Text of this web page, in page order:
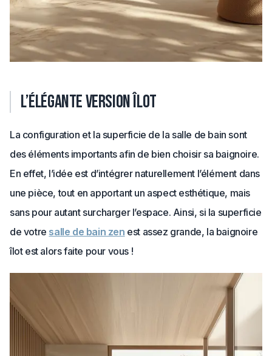
L’élégante version îlot
La configuration et la superficie de la salle de bain sont
des éléments importants afin de bien choisir sa baignoire.
En effet, l’idée est d’intégrer naturellement l’élément dans
une pièce, tout en apportant un aspect esthétique, mais
sans pour autant surcharger l’espace. Ainsi, si la superficie
de votre salle de bain zen est assez grande, la baignoire
îlot est alors faite pour vous !